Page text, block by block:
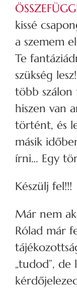
kissé
a szemem
Te
szükség
több
hiszen van
történt, és
másik
írni… Egy
Készülj fel!!!
Már nem
Rólad már
„tudod”, de